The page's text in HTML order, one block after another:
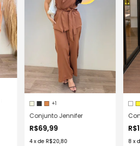
+1
Conjunto Jennifer
R$69,99
4 xdeR$20,80 8 x